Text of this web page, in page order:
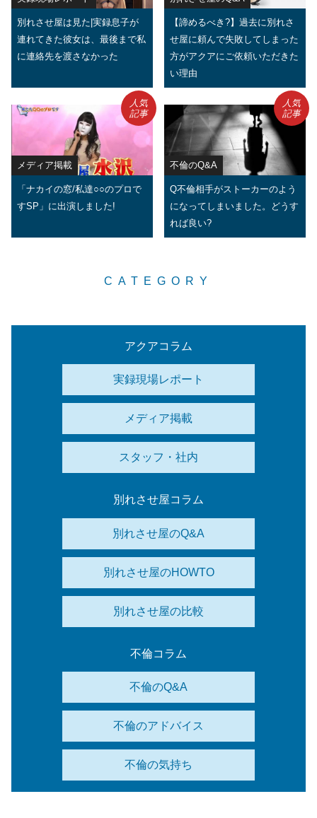
別れさせ屋は見た|実録息子が
連れてきた彼女は、最後まで私
に連絡先を渡さなかった
【諦めるべき?】過去に別れさ
せ屋に頼んで失敗してしまった
方がアクアにご依頼いただきた
い理由
メディア掲載
「ナカイの窓/私達○○のプロで
すSP」に出演しました!
人気
記事
不倫のQ&A
Q不倫相手がストーカーのよう
になってしまいました。どうす
れば良い?
人気
記事
CATEGORY
アクアコラム
実録現場レポート
メディア掲載
スタッフ・社内
別れさせ屋コラム
別れさせ屋のQ&A
別れさせ屋のHOWTO
別れさせ屋の比較
不倫コラム
不倫のQ&A
不倫のアドバイス
不倫の気持ち